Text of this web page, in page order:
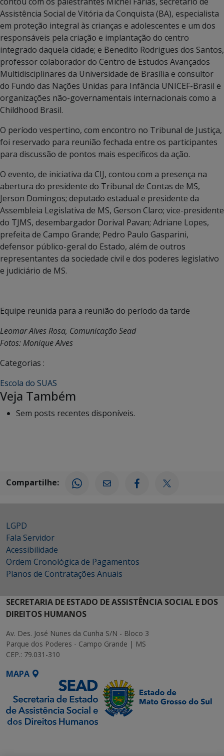
Assistência Social de Vitória da Conquista (BA), especialista
em proteção integral às crianças e adolescentes e um dos
responsáveis pela criação e implantação do centro
integrado daquela cidade; e Benedito Rodrigues dos Santos,
professor colaborador do Centro de Estudos Avançados
Multidisciplinares da Universidade de Brasília e consultor
do Fundo das Nações Unidas para Infância UNICEF-Brasil e
organizações não-governamentais internacionais como a
Childhood Brasil.
O período vespertino, com encontro no Tribunal de Justiça,
foi reservado para reunião fechada entre os participantes
para discussão de pontos mais específicos da ação.
O evento, de iniciativa da CIJ, contou com a presença na
abertura do presidente do Tribunal de Contas de MS,
Jerson Domingos; deputado estadual e presidente da
Assembleia Legislativa de MS, Gerson Claro; vice-presidente
do TJMS, desembargador Dorival Pavan; Adriane Lopes,
prefeita de Campo Grande; Pedro Paulo Gasparini,
defensor público-geral do Estado, além de outros
representantes da sociedade civil e dos poderes legislativo
e judiciário de MS.
Equipe reunida para a reunião do período da tarde
Leomar Alves Rosa, Comunicação Sead
Fotos: Monique Alves
Categorias :
Escola do SUAS
Veja Também
Sem posts recentes disponíveis.
Compartilhe:
LGPD
Fala Servidor
Acessibilidade
Ordem Cronológica de Pagamentos
Planos de Contratações Anuais
SECRETARIA DE ESTADO DE ASSISTÊNCIA SOCIAL E DOS
DIREITOS HUMANOS
Av. Des. José Nunes da Cunha S/N - Bloco 3
Parque dos Poderes - Campo Grande | MS
CEP.: 79.031-310
MAPA